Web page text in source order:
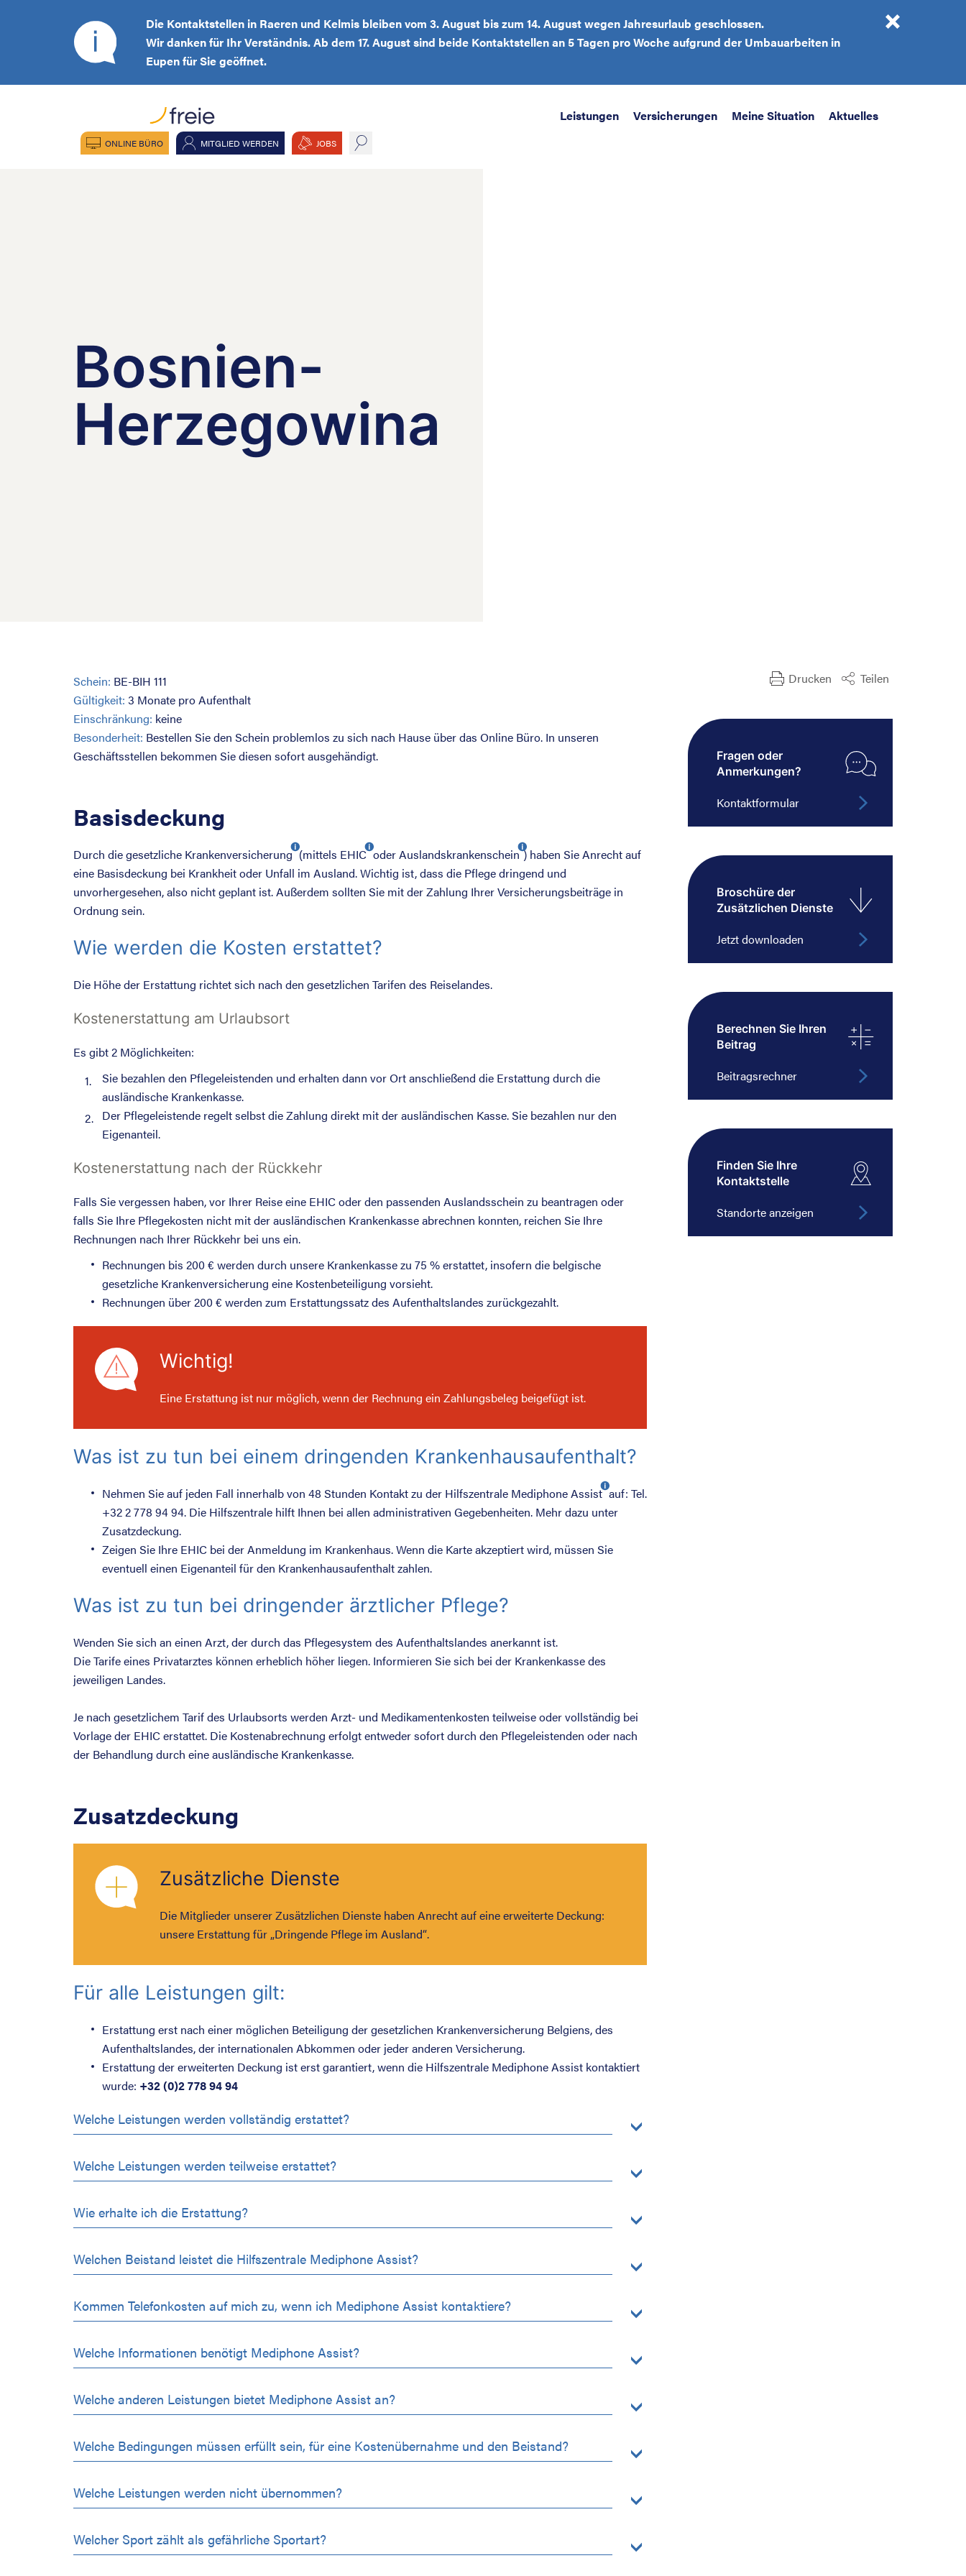
Die Kontaktstellen in Raeren und Kelmis bleiben vom 3. August bis zum 14. August wegen Jahresurlaub geschlossen.
Wir danken für Ihr Verständnis. Ab dem 17. August sind beide Kontaktstellen an 5 Tagen pro Woche aufgrund der Umbauarbeiten in
Eupen für Sie geöffnet.
Leistungen Versicherungen Meine Situation Aktuelles
ONLINE BÜRO MITGLIED WERDEN JOBS
Bosnien-
Herzegowina
Schein: BE-BIH 111
Gültigkeit: 3 Monate pro Aufenthalt
Einschränkung: keine
Besonderheit: Bestellen Sie den Schein problemlos zu sich nach Hause über das Online Büro. In unseren
Geschäftsstellen bekommen Sie diesen sofort ausgehändigt.
Basisdeckung
Durch diegesetzliche Krankenversicherung (mittels EHIC oderAuslandskrankenschein ) haben Sie Anrecht auf
eine Basisdeckung bei Krankheit oder Unfall im Ausland. Wichtig ist, dass die Pflege dringend und
unvorhergesehen, also nicht geplant ist. Außerdem sollten Sie mit der Zahlung Ihrer Versicherungsbeiträge in
Ordnung sein.
Wie werden die Kosten erstattet?
Die Höhe der Erstattung richtet sich nach den gesetzlichen Tarifen des Reiselandes.
Kostenerstattung am Urlaubsort
Es gibt 2 Möglichkeiten:
1.
Sie bezahlen den Pflegeleistenden und erhalten dann vor Ort anschließend die Erstattung durch die
ausländische Krankenkasse.
2. Der Pflegeleistende regelt selbst die Zahlung direkt mit der ausländischen Kasse. Sie bezahlen nur den
Eigenanteil.
Kostenerstattung nach der Rückkehr
Falls Sie vergessen haben, vor Ihrer Reise eine EHIC oder den passenden Auslandsschein zu beantragen oder
falls Sie Ihre Pflegekosten nicht mit der ausländischen Krankenkasse abrechnen konnten, reichen Sie Ihre
Rechnungen nach Ihrer Rückkehr bei uns ein.
Rechnungen bis 200 € werden durch unsere Krankenkasse zu 75 % erstattet, insofern die belgische
gesetzliche Krankenversicherung eine Kostenbeteiligung vorsieht.
Rechnungen über 200 € werden zum Erstattungssatz des Aufenthaltslandes zurückgezahlt.
Wichtig!
Eine Erstattung ist nur möglich, wenn der Rechnung ein Zahlungsbeleg beigefügt ist.
Was ist zu tun bei einem dringenden Krankenhausaufenthalt?
Nehmen Sie auf jeden Fall innerhalb von 48 Stunden Kontakt zu der Hilfszentrale Mediphone Assist auf: Tel.
+32 2 778 94 94. Die Hilfszentrale hilft Ihnen bei allen administrativen Gegebenheiten. Mehr dazu unter
Zusatzdeckung.
Zeigen Sie Ihre EHIC bei der Anmeldung im Krankenhaus. Wenn die Karte akzeptiert wird, müssen Sie
eventuell einen Eigenanteil für den Krankenhausaufenthalt zahlen.
Was ist zu tun bei dringender ärztlicher Pflege?
Wenden Sie sich an einen Arzt, der durch das Pflegesystem des Aufenthaltslandes anerkannt ist.
Die Tarife eines Privatarztes können erheblich höher liegen. Informieren Sie sich bei der Krankenkasse des
jeweiligen Landes.
Je nach gesetzlichem Tarif des Urlaubsorts werden Arzt- und Medikamentenkosten teilweise oder vollständig bei
Vorlage der EHIC erstattet. Die Kostenabrechnung erfolgt entweder sofort durch den Pflegeleistenden oder nach
der Behandlung durch eine ausländische Krankenkasse.
Zusatzdeckung
Zusätzliche Dienste
Die Mitglieder unserer Zusätzlichen Dienste haben Anrecht auf eine erweiterte Deckung:
unsere Erstattung für „Dringende Pflege im Ausland“.
Für alle Leistungen gilt:
Erstattung erst nach einer möglichen Beteiligung der gesetzlichen Krankenversicherung Belgiens, des
Aufenthaltslandes, der internationalen Abkommen oder jeder anderen Versicherung.
Erstattung der erweiterten Deckung ist erst garantiert, wenn die Hilfszentrale Mediphone Assist kontaktiert
wurde: +32 (0)2 778 94 94
Welche Leistungen werden vollständig erstattet?
Welche Leistungen werden teilweise erstattet?
Wie erhalte ich die Erstattung?
Welchen Beistand leistet die Hilfszentrale Mediphone Assist?
Kommen Telefonkosten auf mich zu, wenn ich Mediphone Assist kontaktiere?
Welche Informationen benötigt Mediphone Assist?
Welche anderen Leistungen bietet Mediphone Assist an?
Welche Bedingungen müssen erfüllt sein, für eine Kostenübernahme und den Beistand?
Welche Leistungen werden nicht übernommen?
Welcher Sport zählt als gefährliche Sportart?
Drucken Teilen
Fragen oder
Anmerkungen?
Kontaktformular
Broschüre der
Zusätzlichen Dienste
Jetzt downloaden
Berechnen Sie Ihren
Beitrag
Beitragsrechner
Finden Sie Ihre
Kontaktstelle
Standorte anzeigen